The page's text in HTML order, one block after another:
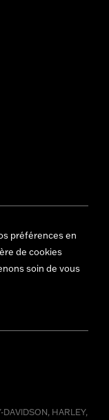
préférences en
de cookies
soin de vous
HARLEY,